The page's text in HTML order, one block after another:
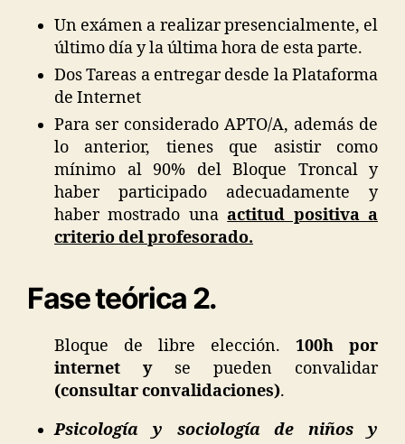
Un exámen a realizar presencialmente, el
último día y la última hora de esta parte.
Dos Tareas a entregar desde la Plataforma
de Internet
Para ser considerado APTO/A, además de
lo anterior, tienes que asistir como
mínimo al 90% del Bloque Troncal y
haber participado adecuadamente y
haber mostrado unaactitud positiva a
criterio del profesorado.
Fase teórica 2.
Bloque de libre elección. 100h por
internet y se pueden convalidar
(consultar convalidaciones).
Psicología y sociología de niños y